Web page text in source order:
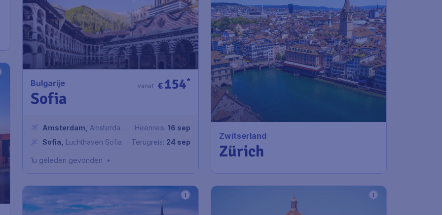
Bulgarije
Sofia
€154*
vanaf
Amsterdam
Amsterdam
Airport Schiphol
Sofia Luchthaven Sofia
Heenreis: 16 sep
Terugreis: 24 sep
1u geleden gevonden •
Zwitserland
Zürich
€199*
vanaf
Amsterdam
Zürich Flughafen Zürich
1u geleden gevonden